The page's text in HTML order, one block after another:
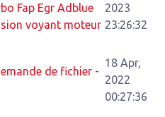
Fap Egr Adblue
voyant moteur
2023
23:26:32
de fichier -
18 Apr,
2022
00:27:36